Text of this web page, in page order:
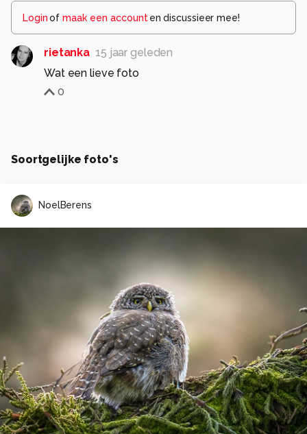
Loginof maak een account en discussieer mee!
rietanka 15 jaar geleden
Wat een lieve foto
0
Soortgelijke foto's
NoelBerens